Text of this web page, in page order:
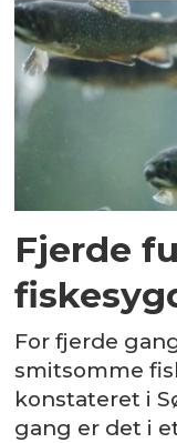
Fjerde
For fjerde
smitsomme
konstateret i
gang er det i